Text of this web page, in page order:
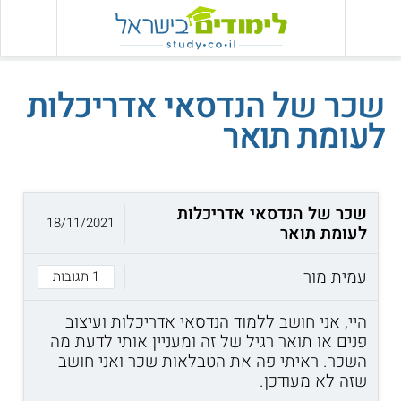
שכר של הנדסאי אדריכלות
לעומת תואר
שכר של הנדסאי אדריכלות
לעומת תואר
עמית מור
1 תגובות
18/11/2021
היי, אני חושב ללמוד הנדסאי אדריכלות ועיצוב
פנים או תואר רגיל של זה ומעניין אותי לדעת מה
השכר. ראיתי פה את הטבלאות שכר ואני חושב
שזה לא מעודכן.